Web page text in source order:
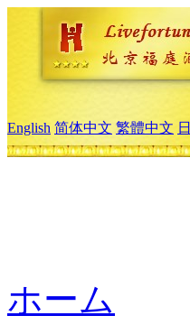
English 简体中文 繁體中文
ホーム